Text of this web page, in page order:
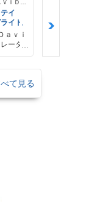
イ
イド
ａｖｉ
ーダ
て見る